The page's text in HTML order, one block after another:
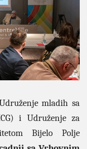
mladih sa
i Udruženje za
Bijelo Polje